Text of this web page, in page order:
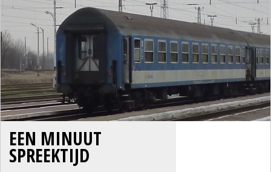
EEN MINUUT
SPREEKTIJD